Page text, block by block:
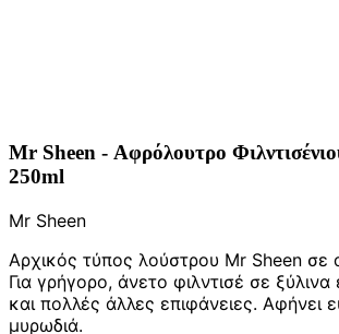
Mr Sheen - Αφρόλουτρο
250ml
Mr Sheen
Αρχικός τύπος λούστρου Mr Sheen σε
Για γρήγορο, άνετο φιλντισέ σε ξύλινα
και πολλές άλλες επιφάνειες. Αφήνει
μυρωδιά.